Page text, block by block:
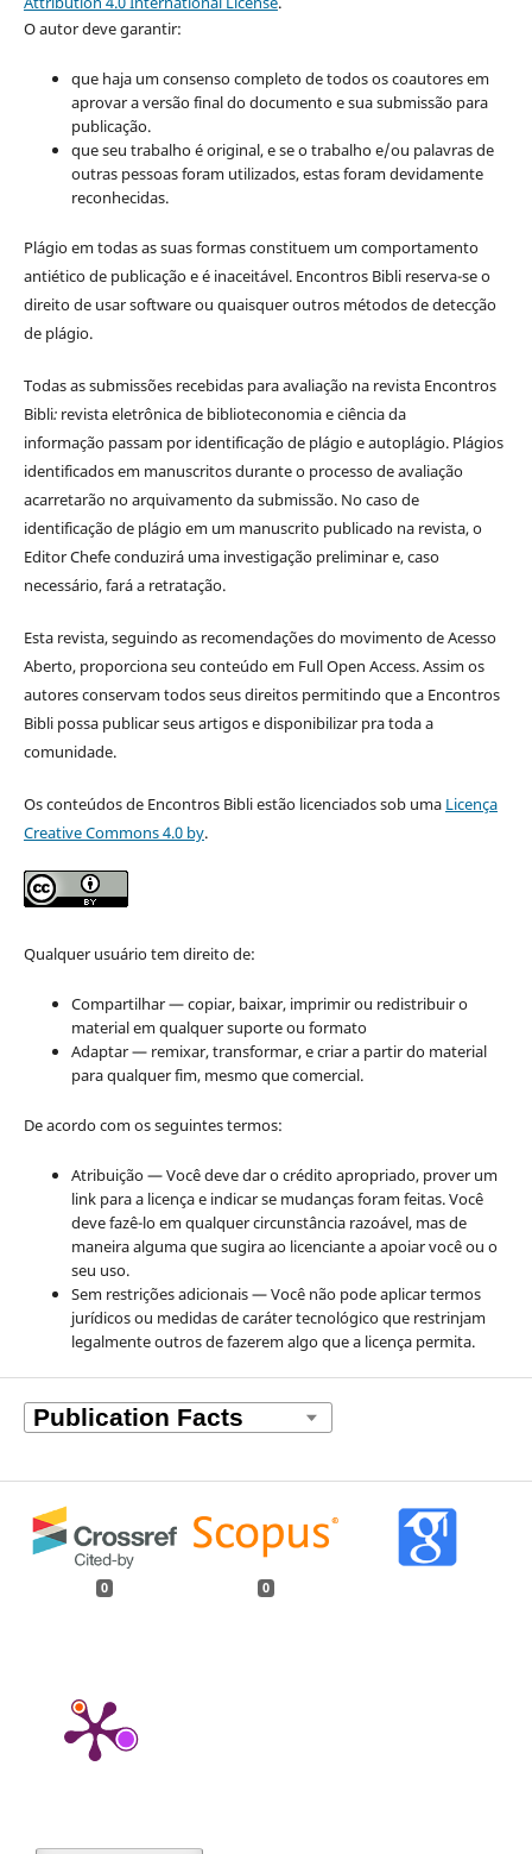
O autor deve garantir:
que haja um consenso completo de todos os coautores em
aprovar a versão final do documento e sua submissão para
publicação.
que seu trabalho é original, e se o trabalho e/ou palavras de
outras pessoas foram utilizados, estas foram devidamente
reconhecidas.
Plágio em todas as suas formas constituem um comportamento
antiético de publicação e é inaceitável. Encontros Bibli reserva-se o
direito de usar software ou quaisquer outros métodos de detecção
de plágio.
Todas as submissões recebidas para avaliação na revista Encontros
Bibli: revista eletrônica de biblioteconomia e ciência da
informaçãopassam por identificação de plágio e autoplágio. Plágios
identificados em manuscritos durante o processo de avaliação
acarretarão no arquivamento da submissão. No caso de
identificação de plágio em um manuscrito publicado na revista, o
Editor Chefe conduzirá uma investigação preliminar e, caso
necessário, fará a retratação.
Esta revista, seguindo as recomendações do movimento de Acesso
Aberto, proporciona seu conteúdo em Full Open Access. Assim os
autores conservam todos seus direitos permitindo que a Encontros
Bibli possa publicar seus artigos e disponibilizar pra toda a
comunidade.
Os conteúdos de Encontros Bibli estão licenciados sob uma Licença
Creative Commons 4.0 by.
Qualquer usuário tem direito de:
Compartilhar — copiar, baixar, imprimir ou redistribuir o
material em qualquer suporte ou formato
Adaptar — remixar, transformar, e criar a partir do material
para qualquer fim, mesmo que comercial.
De acordo com os seguintes termos:
Atribuição — Você deve dar o crédito apropriado, prover um
link para a licença e indicar se mudanças foram feitas. Você
deve fazê-lo em qualquer circunstância razoável, mas de
maneira alguma que sugira ao licenciante a apoiar você ou o
seu uso.
Sem restrições adicionais — Você não pode aplicar termos
jurídicos ou medidas de caráter tecnológico que restrinjam
legalmente outros de fazerem algo que a licença permita.
0 0